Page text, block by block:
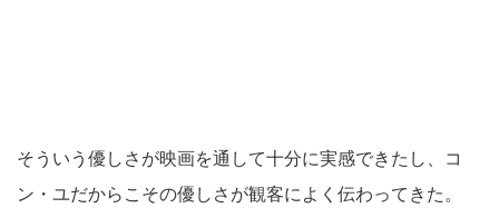
そういう優しさが映画を通して十分に実感できたし、コ
ン・ユだからこその優しさが観客によく伝わってきた。